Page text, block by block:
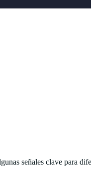
señales clave para